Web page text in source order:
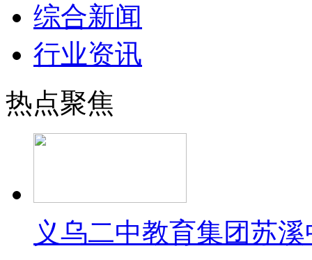
综合新闻
行业资讯
热点聚焦
义乌二中教育集团苏